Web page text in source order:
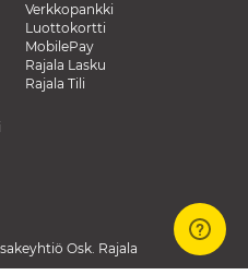
Verkkopankki
Luottokortti
MobilePay
Rajala Lasku
Rajala Tili
Osk. Rajala